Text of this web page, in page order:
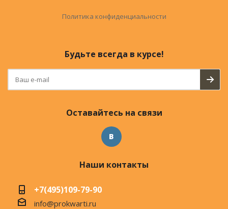
Политика конфиденциальности
Будьте всегда в курсе!
Оставайтесь на связи
Наши контакты
+7(495)109-79-90
info@prokwarti.ru